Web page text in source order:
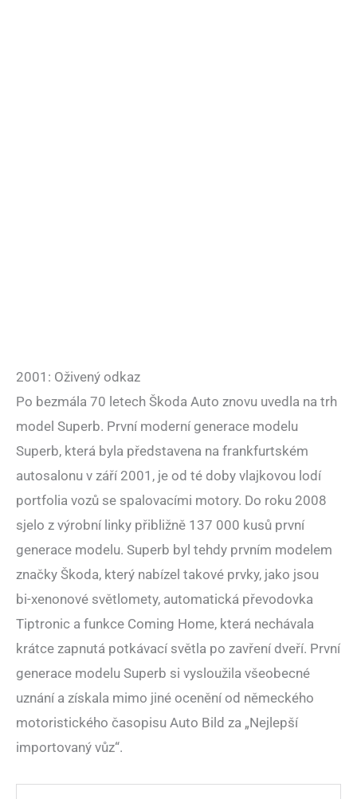
2001: Oživený odkaz
Po bezmála 70 letech Škoda Auto znovu uvedla na trh
model Superb. První moderní generace modelu
Superb, která byla představena na frankfurtském
autosalonu v září 2001, je od té doby vlajkovou lodí
portfolia vozů se spalovacími motory. Do roku 2008
sjelo z výrobní linky přibližně 137 000 kusů první
generace modelu. Superb byl tehdy prvním modelem
značky Škoda, který nabízel takové prvky, jako jsou
bi‑xenonové světlomety, automatická převodovka
Tiptronic a funkce Coming Home, která nechávala
krátce zapnutá potkávací světla po zavření dveří. První
generace modelu Superb si vysloužila všeobecné
uznání a získala mimo jiné ocenění od německého
motoristického časopisu Auto Bild za „Nejlepší
importovaný vůz“.